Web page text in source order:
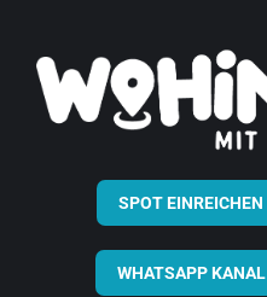
SPOT EINREICHEN
WHATSAPP KANAL